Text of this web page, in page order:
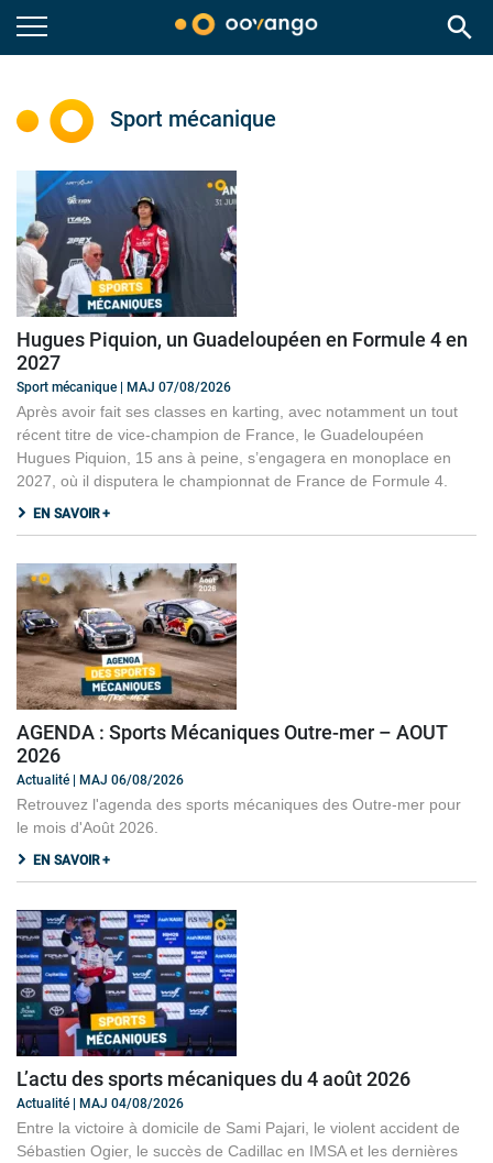
search
Sport mécanique
Hugues Piquion, un Guadeloupéen en Formule 4 en
2027
Sport mécanique | MAJ 07/08/2026
Après avoir fait ses classes en karting, avec notamment un tout
récent titre de vice-champion de France, le Guadeloupéen
Hugues Piquion, 15 ans à peine, s’engagera en monoplace en
2027, où il disputera le championnat de France de Formule 4.
EN SAVOIR +
AGENDA : Sports Mécaniques Outre-mer – AOUT
2026
Actualité | MAJ 06/08/2026
Retrouvez l'agenda des sports mécaniques des Outre-mer pour
le mois d'Août 2026.
EN SAVOIR +
L’actu des sports mécaniques du 4 août 2026
Actualité | MAJ 04/08/2026
Entre la victoire à domicile de Sami Pajari, le violent accident de
Sébastien Ogier, le succès de Cadillac en IMSA et les dernières